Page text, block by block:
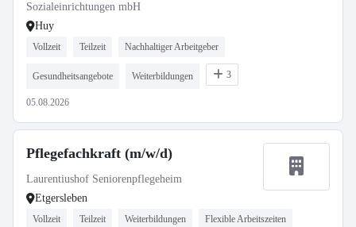
Sozialeinrichtungen mbH
Huy
Vollzeit Teilzeit Nachhaltiger Arbeitgeber
Gesundheitsangebote Weiterbildungen 3
05.08.2026
Pflegefachkraft (m/w/d)
Laurentiushof Seniorenpflegeheim
Etgersleben
Vollzeit Teilzeit Weiterbildungen Flexible Arbeitszeiten